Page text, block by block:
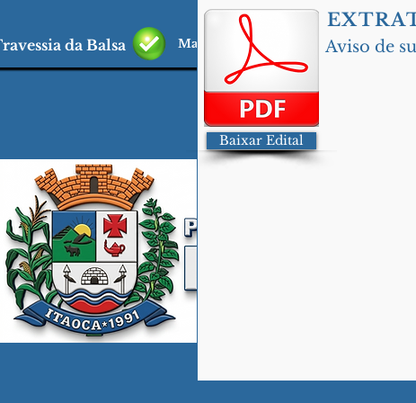
da Balsa Mais informações click aqui
Baixar Edital
Aviso de